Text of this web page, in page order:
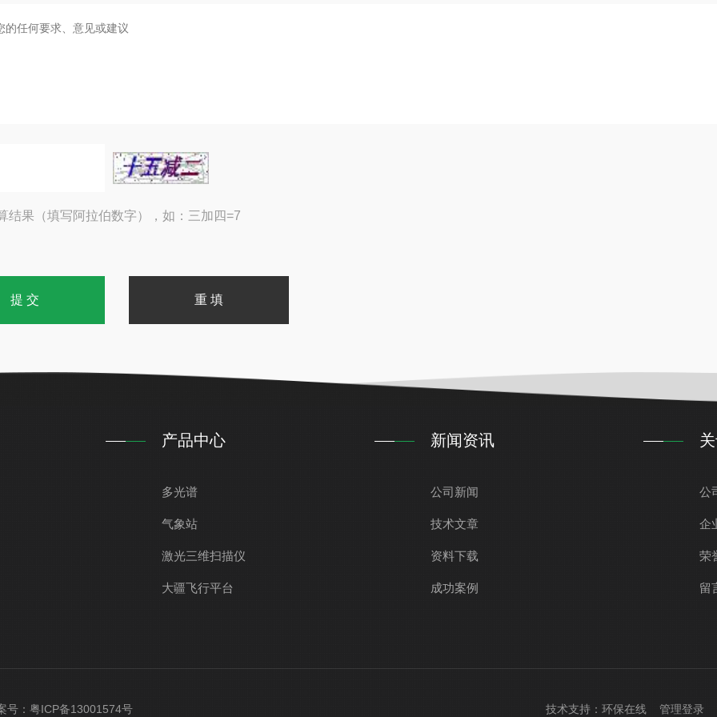
结果（填写阿拉伯数字），如：三加四=7
产品中心
多光谱
气象站
激光三维扫描仪
大疆飞行平台
新闻资讯
公司新闻
技术文章
资料下载
成功案例
公
企
荣
留
： 粤ICP备13001574号 技术支持： 环保在线 管理登录